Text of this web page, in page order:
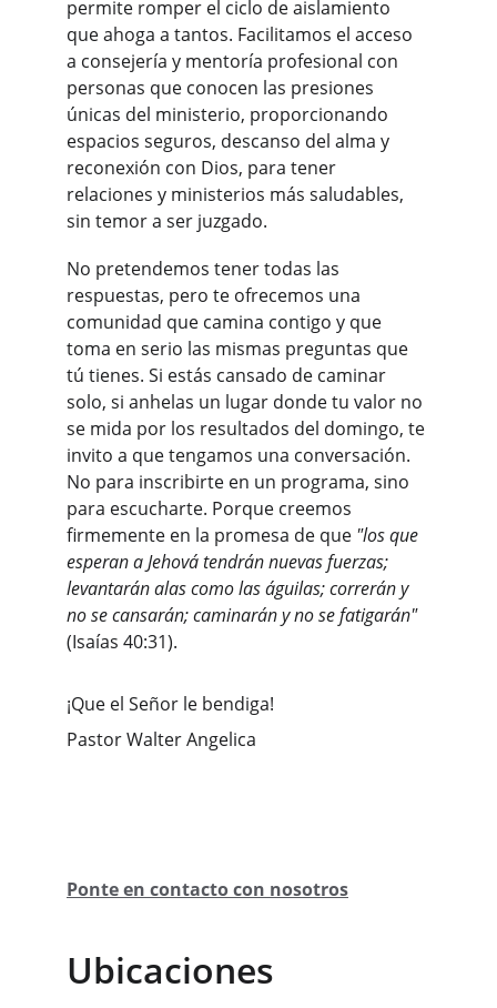
permite romper el ciclo de aislamiento
que ahoga a tantos. Facilitamos el acceso
a consejería y mentoría profesional con
personas que conocen las presiones
únicas del ministerio, proporcionando
espacios seguros, descanso del alma y
reconexión con Dios, para tener
relaciones y ministerios más saludables,
sin temor a ser juzgado.
No pretendemos tener todas las
respuestas, pero te ofrecemos una
comunidad que camina contigo y que
toma en serio las mismas preguntas que
tú tienes. Si estás cansado de caminar
solo, si anhelas un lugar donde tu valor no
se mida por los resultados del domingo, te
invito a que tengamos una conversación.
No para inscribirte en un programa, sino
para escucharte. Porque creemos
firmemente en la promesa de que "los que
esperan a Jehová tendrán nuevas fuerzas;
levantarán alas como las águilas; correrán y
no se cansarán; caminarán y no se fatigarán"
(Isaías 40:31).
¡Que el Señor le bendiga!
Pastor Walter Angelica
Ponte en contacto con nosotros
Ubicaciones